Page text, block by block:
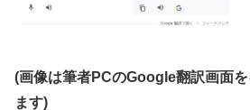
(画像は筆者PCのGoogle翻訳画面
ます)